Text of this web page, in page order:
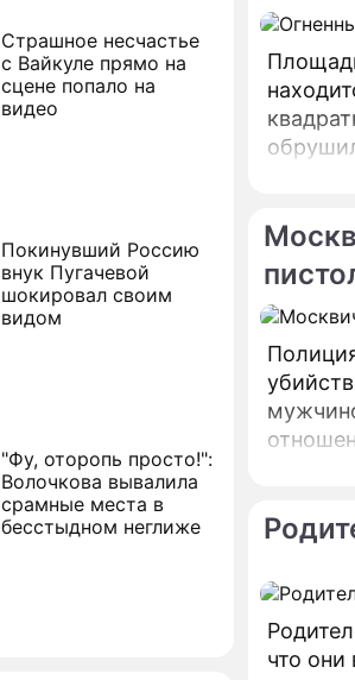
Страшное несчастье
с Вайкуле прямо на
сцене попало на
видео
Покинувший Россию
внук Пугачевой
шокировал своим
видом
"Фу, оторопь просто!":
Волочкова вывалила
срамные места в
бесстыдном неглиже
отношений". В Раменском районе
что они